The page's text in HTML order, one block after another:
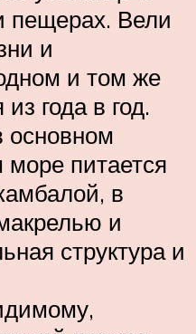
пещерах. Вели
и
и том же
года в год.
основном
питается
в
и
структура и